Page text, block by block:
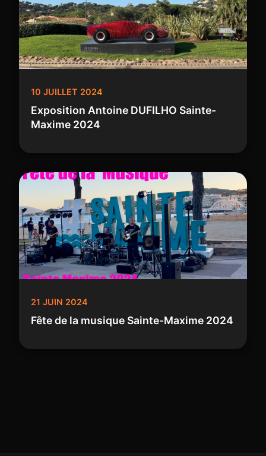
10 JUILLET 2024
Exposition Antoine DUFILHO Sainte-
Maxime 2024
21 JUIN 2024
Fête de la musique Sainte-Maxime 2024